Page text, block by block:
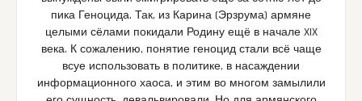
пика Геноцида. Так, из Карина (Эрзрума) армяне
целыми сёлами покидали Родину ещё в начале XIX
века. К сожалению, понятие геноцид стали всё чаще
всуе использовать в политике, в насаждении
информационного хаоса, и этим во многом замылили